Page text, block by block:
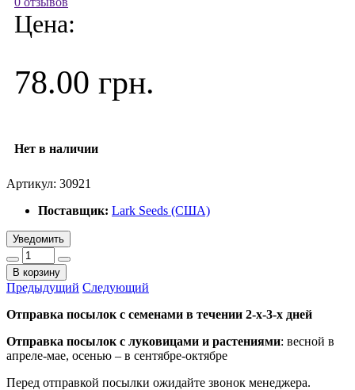
Цена:
78.00 грн.
Нет в наличии
Артикул: 30921
Поставщик: Lark Seeds (США)
Уведомить
В корзину
Предыдущий Следующий
Отправка посылок с семенами в течении 2-х-3-х дней
Отправка посылок с луковицами и растениями: весной в
апреле-мае, осенью – в сентябре-октябре
Перед отправкой посылки ожидайте звонок менеджера.